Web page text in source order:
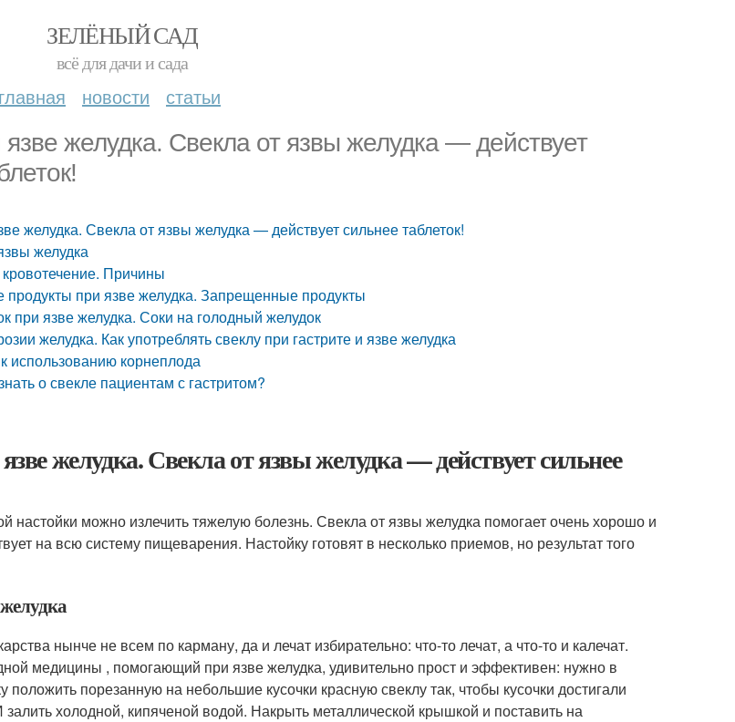
ЗЕЛЁНЫЙ САД
всё для дачи и сада
главная новости статьи
желудка. Свекла от язвы желудка — действует
желудка. Свекла от язвы желудка — действует сильнее таблеток!
желудка
Причины
при язве желудка. Запрещенные продукты
при язве желудка. Соки на голодный желудок
желудка. Как употреблять свеклу при гастрите и язве желудка
использованию корнеплода
о свекле пациентам с гастритом?
желудка. Свекла от язвы желудка — действует сильнее
настойки можно излечить тяжелую болезнь. Свекла от язвы желудка помогает очень хорошо и
на всю систему пищеварения. Настойку готовят в несколько приемов, но результат того
нынче не всем по карману, да и лечат избирательно: что-то лечат, а что-то и калечат.
медицины , помогающий при язве желудка, удивительно прост и эффективен: нужно в
положить порезанную на небольшие кусочки красную свеклу так, чтобы кусочки достигали
холодной, кипяченой водой. Накрыть металлической крышкой и поставить на